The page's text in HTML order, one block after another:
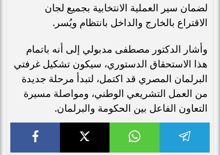
لضمان سير العملية الانتخابية بجميع لجان
الاقتراع بالخارج والداخل بانتظام ويُسر.
وأشار الدكتور مصطفى مدبولي إلى أنه باتمام
هذا الاستحقاق الدستوري، سيكون تشكيل غرفتي
البرلمان المصري قد اكتمل، لتبدأ مرحلة جديدة
من العمل التشريعي الوطني، ومواصلة مسيرة
التعاون الفاعل بين الحكومة والبرلمان.